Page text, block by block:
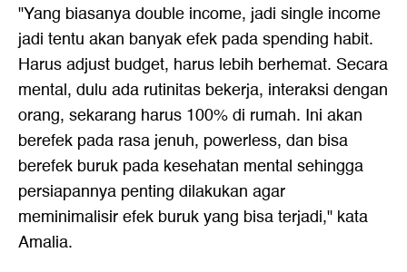
"Yang biasanya double income, jadi single income
jadi tentu akan banyak efek pada spending habit.
Harus adjust budget, harus lebih berhemat. Secara
mental, dulu ada rutinitas bekerja, interaksi dengan
orang, sekarang harus 100% di rumah. Ini akan
berefek pada rasa jenuh, powerless, dan bisa
berefek buruk pada kesehatan mental sehingga
persiapannya penting dilakukan agar
meminimalisir efek buruk yang bisa terjadi," kata
Amalia.